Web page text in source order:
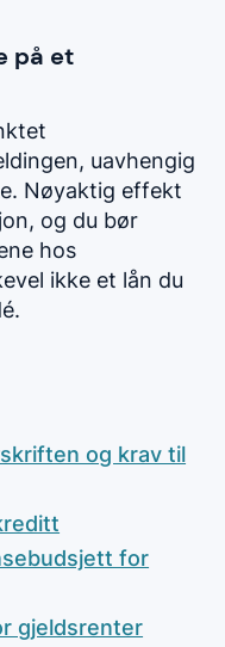
på et
uavhengig
Nøyaktig effekt
og du bør
hos
ikke et lån du
og krav til
for
gjeldsrenter